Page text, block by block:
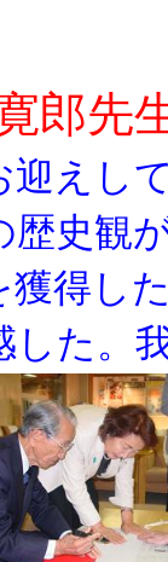
郎先
えし
歴史観
獲得し
した。